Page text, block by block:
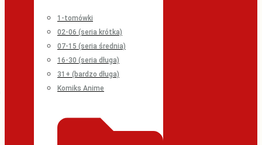
1-tomówki
02-06 (seria krótka)
07-15 (seria średnia)
16-30 (seria długa)
31+ (bardzo długa)
Komiks Anime